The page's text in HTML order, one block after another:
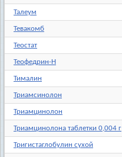
Талеум
Тевакомб
Теостат
Теофедрин-Н
Тималин
Триамсинолон
Триамцинолон
Триамцинолона таблетки 0,004 г
Тригистаглобулин сухой